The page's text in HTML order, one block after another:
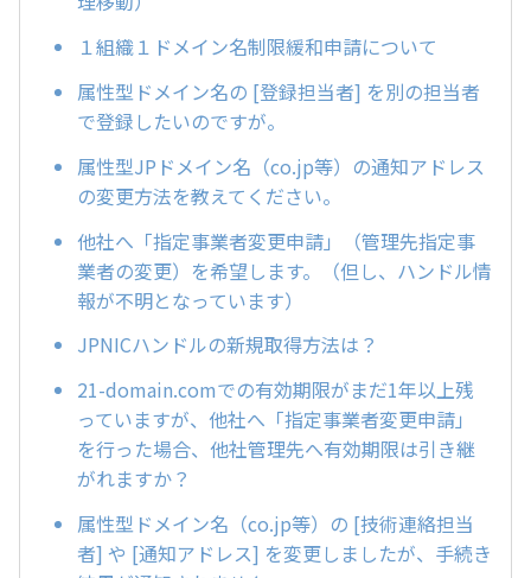
１組織１ドメイン名制限緩和申請について
属性型ドメイン名の [登録担当者] を別の担当者
で登録したいのですが。
属性型JPドメイン名（co.jp等）の通知アドレス
の変更方法を教えてください。
他社へ「指定事業者変更申請」（管理先指定事
業者の変更）を希望します。（但し、ハンドル情
報が不明となっています）
JPNICハンドルの新規取得方法は？
21-domain.comでの有効期限がまだ1年以上残
っていますが、他社へ「指定事業者変更申請」
を行った場合、他社管理先へ有効期限は引き継
がれますか？
属性型ドメイン名（co.jp等）の [技術連絡担当
者] や [通知アドレス] を変更しましたが、手続き